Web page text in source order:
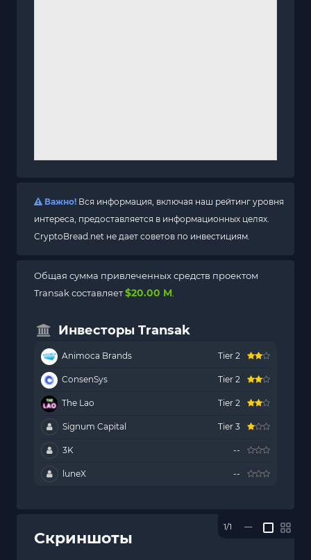
Важно! Вся информация, включая наш рейтинг уровня
интереса, предоставляется в информационных целях.
CryptoBread.net не дает советов по инвестициям.
Общая сумма привлеченных средств проектом
Transak составляет$20.00 M
Инвесторы Transak
Animoca Brands Tier 2
ConsenSys Tier 2
The Lao Tier 2
Signum Capital Tier 3
3K --
luneX --
Скриншоты
1/1 —